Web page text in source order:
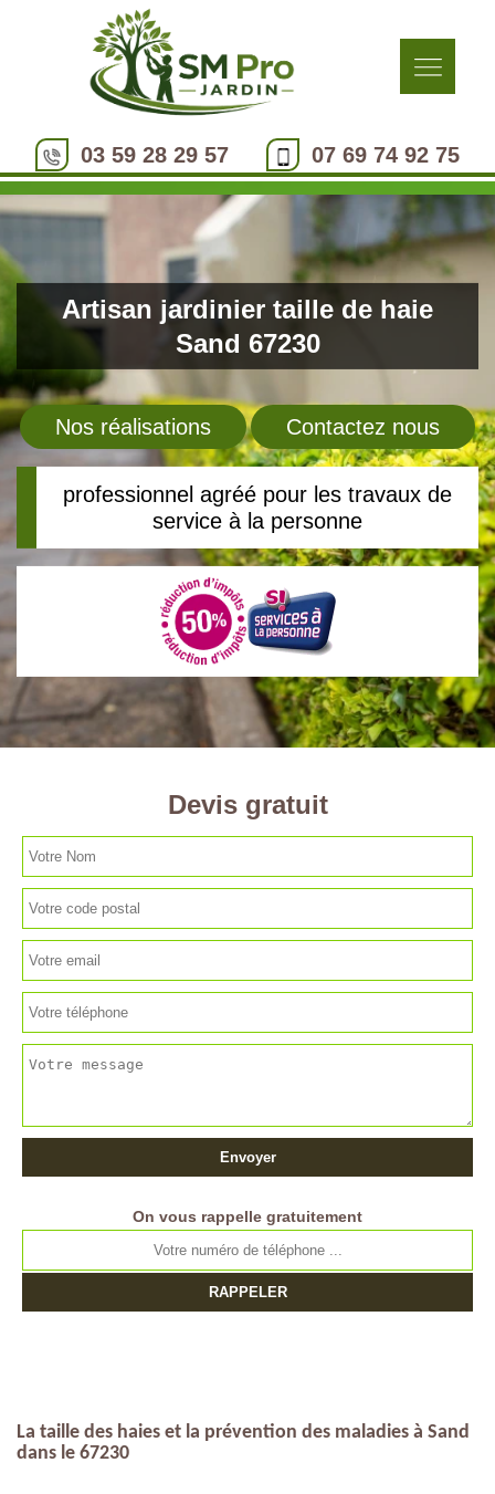
03 59 28 29 57 07 69 74 92 75
Artisan jardinier taille de haie
Sand 67230
Nos réalisations Contactez nous
professionnel agréé pour les travaux de
service à la personne
Devis gratuit
On vous rappelle gratuitement
La taille des haies et la prévention des maladies à Sand
dans le 67230